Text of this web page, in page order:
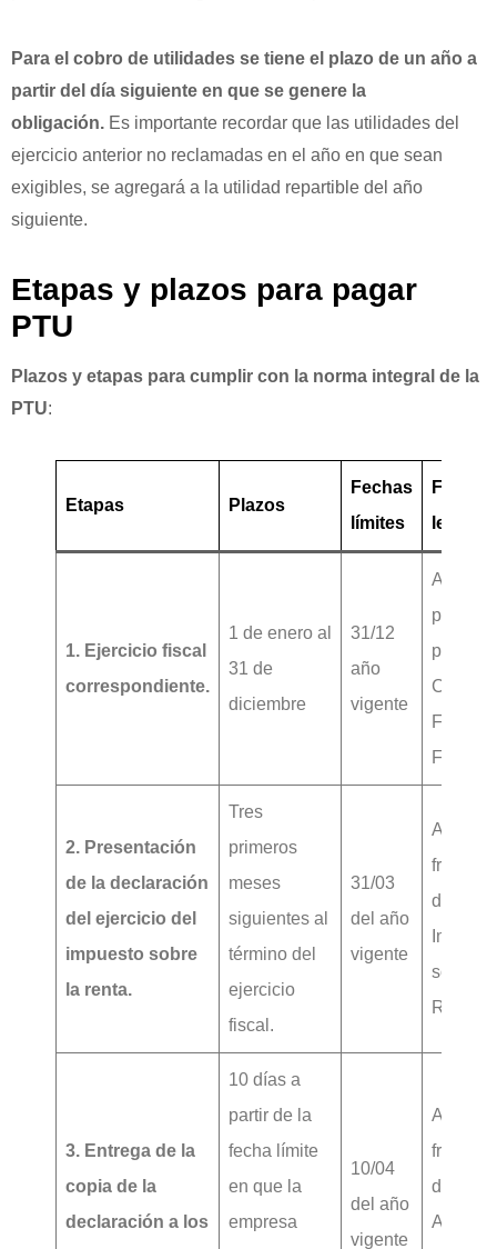
Para el cobro de utilidades se tiene el plazo de un año a
partir del día siguiente en que se genere la
obligación. Es importante recordar que las utilidades del
ejercicio anterior no reclamadas en el año en que sean
exigibles, se agregará a la utilidad repartible del año
siguiente.
Etapas y plazos para pagar
PTU
Plazos y etapas para cumplir con la norma integral de la
PTU:
Etapas Plazos
Fechas
límites
legal
1. Ejercicio fiscal
correspondiente.
1 de enero al
31 de
diciembre
31/12
año
vigente
Artículo
primer
párrafo,
Código
Fiscal
2. Presentación
de la declaración
del ejercicio del
impuesto sobre
la renta.
Tres
primeros
meses
siguientes al
término del
ejercicio
fiscal.
31/03
del año
vigente
Artículo
fracción
de la
sobre la
Renta.
3. Entrega de la
copia de la
declaración a los
10 días a
partir de la
fecha límite
en que la
empresa
10/04
del año
vigente
fracción
de los